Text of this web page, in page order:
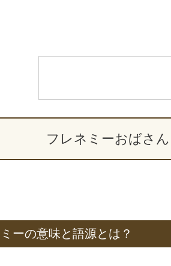
フレネミーおばさ
ーの意味と語源とは？